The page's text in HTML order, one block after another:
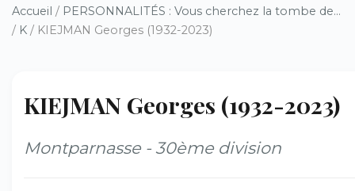
Accueil / PERSONNALITÉS : Vous cherchez la tombe de...
/ K / KIEJMAN Georges (1932-2023)
KIEJMAN Georges (1932-2023)
Montparnasse - 30ème division